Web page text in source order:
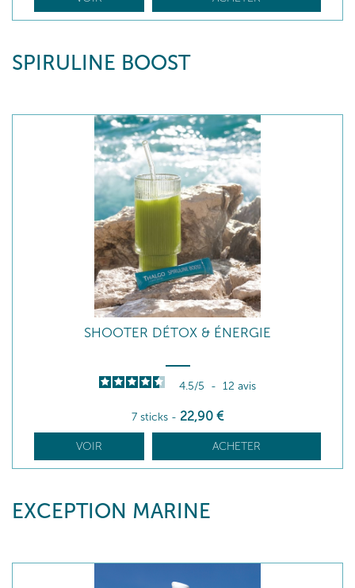
SPIRULINE BOOST
SHOOTER DÉTOX & ÉNERGIE
4.5/5 - 12 avis
7 sticks - 22,90 €
VOIR ACHETER
EXCEPTION MARINE